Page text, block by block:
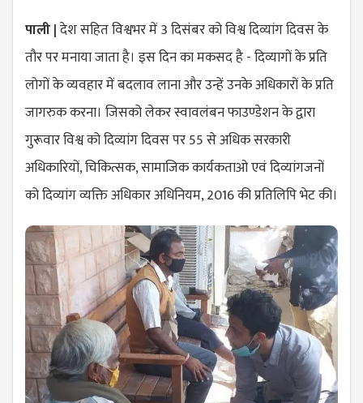
पाली |देश सहित विश्वभर में 3 दिसंबर को विश्व दिव्यांग दिवस के
तौर पर मनाया जाता है। इस दिन का मकसद है - दिव्यागों के प्रति
लोगों के व्यवहार में बदलाव लाना और उन्हें उनके अधिकारों के प्रति
जागरुक करना। जिसको लेकर स्वावलंबन फाउण्डेशन के द्वारा
गुरूवार विश्व को दिव्यांग दिवस पर 55 से अधिक सरकारी
अधिकारियों, चिकित्सक, सामाजिक कार्यकताओ एवं दिव्यांगजनों
को दिव्यांग व्यक्ति अधिकार अधिनियम, 2016 की प्रतिलिपि भेट की।